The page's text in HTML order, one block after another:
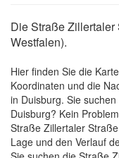
Die Straße
Westfalen).
Hier finden Sie die
Koordinaten und die
in Duisburg. Sie
Duisburg? Kein
Straße Zillertaler
Lage und den Verlauf